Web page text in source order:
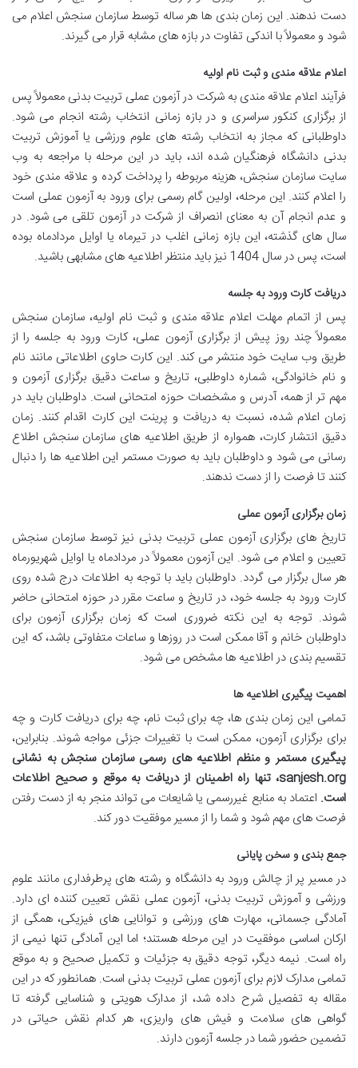
دست ندهند. این زمان بندی ها هر ساله توسط سازمان سنجش اعلام می
شود و معمولاً با اندکی تفاوت در بازه های مشابه قرار می گیرند.
اعلام علاقه مندی و ثبت نام اولیه
فرآیند اعلام علاقه مندی به شرکت در آزمون عملی تربیت بدنی معمولاً پس
از برگزاری کنکور سراسری و در بازه زمانی انتخاب رشته انجام می شود.
داوطلبانی که مجاز به انتخاب رشته های علوم ورزشی یا آموزش تربیت
بدنی دانشگاه فرهنگیان شده اند، باید در این مرحله با مراجعه به وب
سایت سازمان سنجش، هزینه مربوطه را پرداخت کرده و علاقه مندی خود
را اعلام کنند. این مرحله، اولین گام رسمی برای ورود به آزمون عملی است
و عدم انجام آن به معنای انصراف از شرکت در آزمون تلقی می شود. در
سال های گذشته، این بازه زمانی اغلب در تیرماه یا اوایل مردادماه بوده
است، پس در سال 1404 نیز باید منتظر اطلاعیه های مشابهی باشید.
دریافت کارت ورود به جلسه
پس از اتمام مهلت اعلام علاقه مندی و ثبت نام اولیه، سازمان سنجش
معمولاً چند روز پیش از برگزاری آزمون عملی، کارت ورود به جلسه را از
طریق وب سایت خود منتشر می کند. این کارت حاوی اطلاعاتی مانند نام
و نام خانوادگی، شماره داوطلبی، تاریخ و ساعت دقیق برگزاری آزمون و
مهم تر از همه، آدرس و مشخصات حوزه امتحانی است. داوطلبان باید در
زمان اعلام شده، نسبت به دریافت و پرینت این کارت اقدام کنند. زمان
دقیق انتشار کارت، همواره از طریق اطلاعیه های سازمان سنجش اطلاع
رسانی می شود و داوطلبان باید به صورت مستمر این اطلاعیه ها را دنبال
کنند تا فرصت را از دست ندهند.
زمان برگزاری آزمون عملی
تاریخ های برگزاری آزمون عملی تربیت بدنی نیز توسط سازمان سنجش
تعیین و اعلام می شود. این آزمون معمولاً در مردادماه یا اوایل شهریورماه
هر سال برگزار می گردد. داوطلبان باید با توجه به اطلاعات درج شده روی
کارت ورود به جلسه خود، در تاریخ و ساعت مقرر در حوزه امتحانی حاضر
شوند. توجه به این نکته ضروری است که زمان برگزاری آزمون برای
داوطلبان خانم و آقا ممکن است در روزها و ساعات متفاوتی باشد، که این
تقسیم بندی در اطلاعیه ها مشخص می شود.
اهمیت پیگیری اطلاعیه ها
تمامی این زمان بندی ها، چه برای ثبت نام، چه برای دریافت کارت و چه
برای برگزاری آزمون، ممکن است با تغییرات جزئی مواجه شوند. بنابراین،
پیگیری مستمر و منظم اطلاعیه های رسمی سازمان سنجش به نشانی
sanjesh.org، تنها راه اطمینان از دریافت به موقع و صحیح اطلاعات
است. اعتماد به منابع غیررسمی یا شایعات می تواند منجر به از دست رفتن
فرصت های مهم شود و شما را از مسیر موفقیت دور کند.
جمع بندی و سخن پایانی
در مسیر پر از چالش ورود به دانشگاه و رشته های پرطرفداری مانند علوم
ورزشی و آموزش تربیت بدنی، آزمون عملی نقش تعیین کننده ای دارد.
آمادگی جسمانی، مهارت های ورزشی و توانایی های فیزیکی، همگی از
ارکان اساسی موفقیت در این مرحله هستند؛ اما این آمادگی تنها نیمی از
راه است. نیمه دیگر، توجه دقیق به جزئیات و تکمیل صحیح و به موقع
تمامی مدارک لازم برای آزمون عملی تربیت بدنی است. همانطور که در این
مقاله به تفصیل شرح داده شد، از مدارک هویتی و شناسایی گرفته تا
گواهی های سلامت و فیش های واریزی، هر کدام نقش حیاتی در
تضمین حضور شما در جلسه آزمون دارند.